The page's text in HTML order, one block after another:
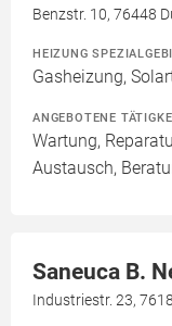
Benzstr. 10, 76448
HEIZUNG
Gasheizung,
ANGEBOTENE
Wartung,
Austausch,
Saneuca B.
Industriestr. 23,